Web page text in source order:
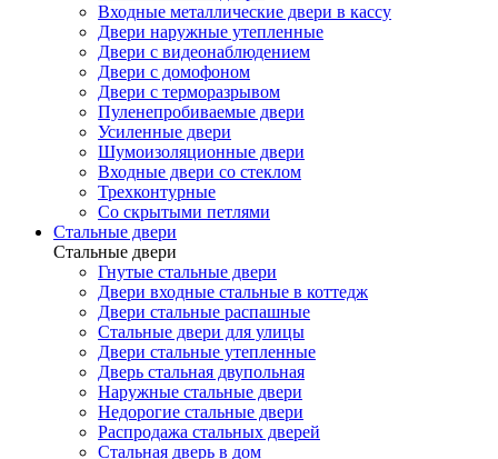
Входные металлические двери в кассу
Двери наружные утепленные
Двери с видеонаблюдением
Двери с домофоном
Двери с терморазрывом
Пуленепробиваемые двери
Усиленные двери
Шумоизоляционные двери
Входные двери со стеклом
Трехконтурные
Со скрытыми петлями
Стальные двери
Стальные двери
Гнутые стальные двери
Двери входные стальные в коттедж
Двери стальные распашные
Стальные двери для улицы
Двери стальные утепленные
Дверь стальная двупольная
Наружные стальные двери
Недорогие стальные двери
Распродажа стальных дверей
Стальная дверь в дом